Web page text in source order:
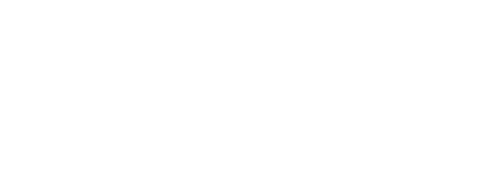
en garantissant la conformité avec les réglementations. Personnalisez vos préférences pour